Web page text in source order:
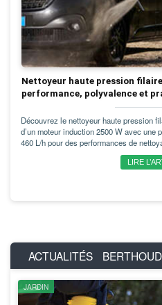
Nettoyeur haute pression filaire
performance, polyvalence et
Découvrez le nettoyeur haute pression
d’un moteur induction 2500 W avec une
460 L/h pour des performances de
LIRE
ACTUALITÉS BERTHOUD
JARDIN